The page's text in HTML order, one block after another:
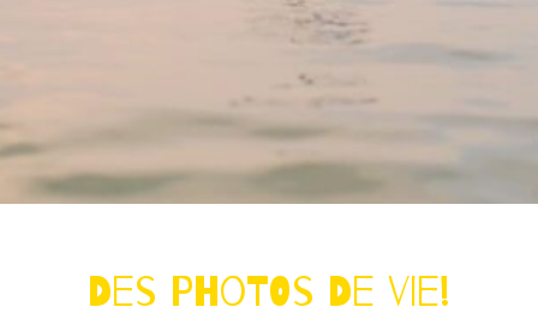
Des photos de vie!